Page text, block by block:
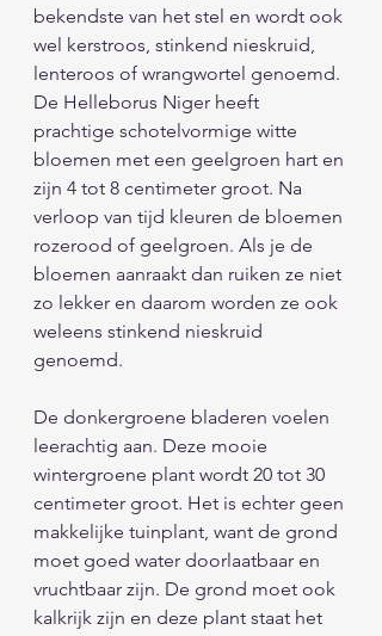
bekendste van het stel en wordt ook
wel kerstroos, stinkend nieskruid,
lenteroos of wrangwortel genoemd.
De Helleborus Niger heeft
prachtige schotelvormige witte
bloemen met een geelgroen hart en
zijn 4 tot 8 centimeter groot. Na
verloop van tijd kleuren de bloemen
rozerood of geelgroen. Als je de
bloemen aanraakt dan ruiken ze niet
zo lekker en daarom worden ze ook
weleens stinkend nieskruid
genoemd.
De donkergroene bladeren voelen
leerachtig aan. Deze mooie
wintergroene plant wordt 20 tot 30
centimeter groot. Het is echter geen
makkelijke tuinplant, want de grond
moet goed water doorlaatbaar en
vruchtbaar zijn. De grond moet ook
kalkrijk zijn en deze plant staat het